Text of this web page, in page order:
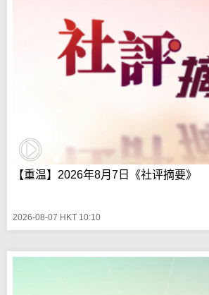
【重温】2026年8月7日《社评摘要》
2026-08-07 HKT 10:10